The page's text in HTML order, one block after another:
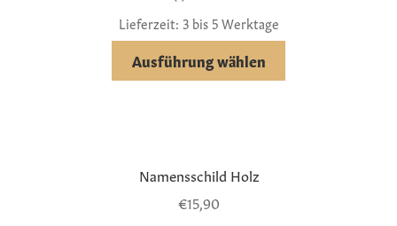
Lieferzeit: 3 bis 5 Werktage
Ausführung wählen
Namensschild Holz
€15,90